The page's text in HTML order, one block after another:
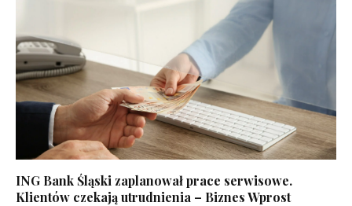
ING Bank Śląski zaplanował prace serwisowe.
Klientów czekają utrudnienia – Biznes Wprost